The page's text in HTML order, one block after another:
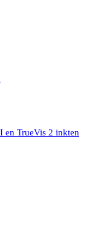
TrueVis 2 inkten